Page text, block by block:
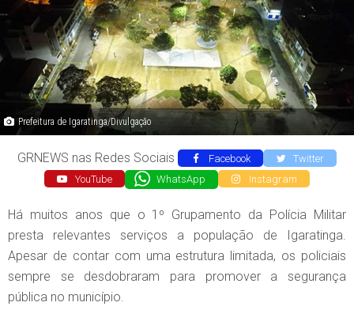
Prefeitura de Igaratinga/Divulgação
GRNEWS nas Redes Sociais Facebook
Twitter
YouTube
WhatsApp Instagram
Há muitos anos que o 1º Grupamento da Polícia Militar
presta relevantes serviços a população de Igaratinga.
Apesar de contar com uma estrutura limitada, os policiais
sempre se desdobraram para promover a segurança
pública no município.